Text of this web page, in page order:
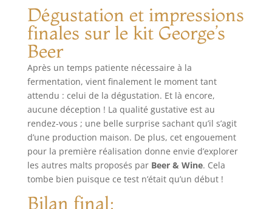
une teneur élevée
en enzymes, ce qui
facilite la
amidons en sucres
fermentescibles.
ORIGINES : Le malt
pour la bière a des
origines anciennes
et son
développement est
étroitement lié à
l'histoire de la
production de la
Dégustation et impressions
finales sur le kit George’s
Beer
Après un temps patiente nécessaire à la
fermentation, vient finalement le moment tant
attendu : celui de la dégustation. Et là encore,
aucune déception ! La qualité gustative est au
rendez-vous ; une belle surprise sachant qu’il s’agit
d’une production maison. De plus, cet engouement
pour la première réalisation donne envie d’explorer
les autres malts proposés par Beer & Wine. Cela
tombe bien puisque ce test n’était qu’un début !
Bilan final: